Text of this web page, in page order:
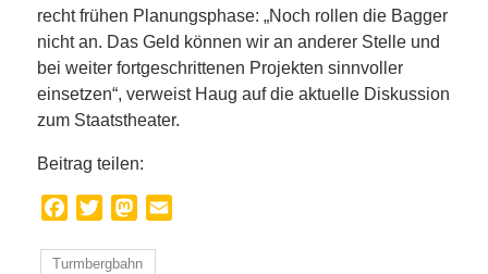
recht frühen Planungsphase: „Noch rollen die Bagger
nicht an. Das Geld können wir an anderer Stelle und
bei weiter fortgeschrittenen Projekten sinnvoller
einsetzen“, verweist Haug auf die aktuelle Diskussion
zum Staatstheater.
Beitrag teilen:
Facebook
TwitterMastodon
Turmbergbahn